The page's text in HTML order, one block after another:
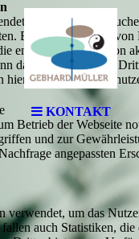
KONTAKT
Cookies, um
Bestimmte Inhalte
entsprechende Option
dann auch in einem
hierzu in der
Betrieb der Webseite
und zur
angepassten
verwendet, um das
auch Statistiken, die